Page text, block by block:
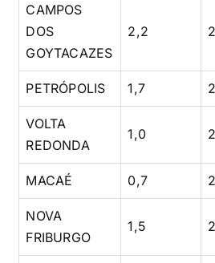
CAMPOS
DOS
GOYTACAZES
2,2
PETRÓPOLIS 1,7
VOLTA
REDONDA
1,0
MACAÉ 0,7
NOVA
FRIBURGO
1,5